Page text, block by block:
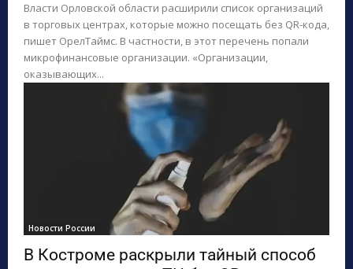
Власти Орловской области расширили список организаций
в торговых центрах, которые можно посещать без QR-кода,
пишет ОрелТаймс. В частности, в этот перечень попали
микрофинансовые организации. «Организации,
оказывающих...
Новости России
В Костроме раскрыли тайный способ